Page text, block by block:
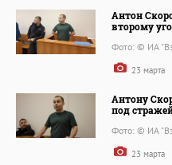
Антон
второму
Фото: © ИА
23 марта
Антону
под
Фото: © ИА
23 марта